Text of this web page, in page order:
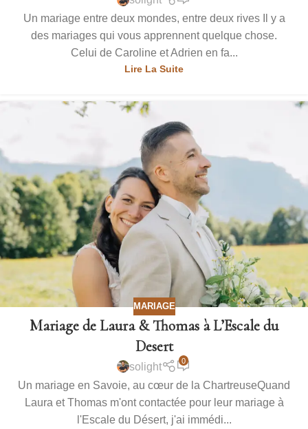
Un mariage entre deux mondes, entre deux rives Il y a
des mariages qui vous apprennent quelque chose.
Celui de Caroline et Adrien en fa...
Lire La Suite
MARIAGE
Mariage de Laura & Thomas à L’Escale du
Desert
solight
0
Un mariage en Savoie, au cœur de la ChartreuseQuand
Laura et Thomas m'ont contactée pour leur mariage à
l'Escale du Désert, j'ai immédi...